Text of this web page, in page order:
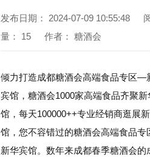
发布日期： 2024-07-09 10:55:48
量：
15 作者： 糖酒会
倾力打造成都糖酒会高端食品专区—
宾馆，糖酒会1000家高端食品齐聚新
馆，每天100000++专业经销商逛展
馆，您不容错过的糖酒会高端食品
新华宾馆。数年来成都春季糖酒会的